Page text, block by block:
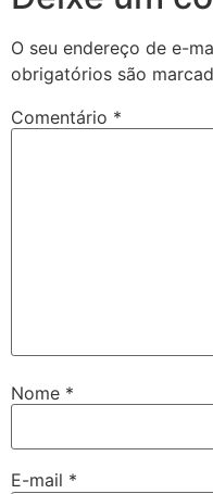
O seu endereço de e-
obrigatórios são
Comentário *
Nome *
E-mail *